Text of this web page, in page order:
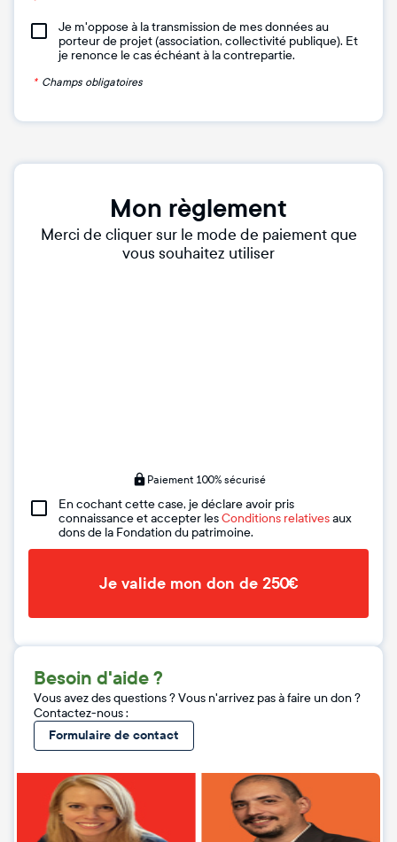
Je m'oppose à la transmission de mes données au
porteur de projet (association, collectivité publique). Et
je renonce le cas échéant à la contrepartie.
* Champs obligatoires
Mon règlement
Merci de cliquer sur le mode de paiement que
vous souhaitez utiliser
Paiement 100% sécurisé
En cochant cette case, je déclare avoir pris
connaissance et accepter lesConditions relativesaux
dons de la Fondation du patrimoine.
Je valide mon don de 250€
Besoin d'aide ?
Vous avez des questions ? Vous n'arrivez pas à faire un don ?
Contactez-nous :
Formulaire de contact